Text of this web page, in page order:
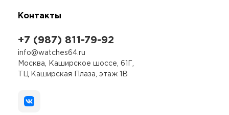
Контакты
+7 (987) 811-79-92
info@watches64.ru
Москва, Каширское шоссе, 61Г,
ТЦ Каширская Плаза, этаж 1В